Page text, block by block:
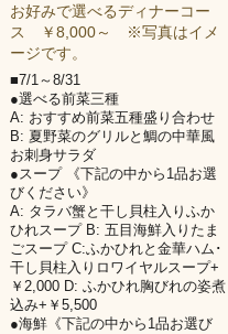
お好みで選べるディナーコー
ス ￥8,000～ ※写真はイメ
ージです。
■7/1～8/31
●選べる前菜三種
A: おすすめ前菜五種盛り合わせ
B: 夏野菜のグリルと鯛の中華風
お刺身サラダ
●スープ 《下記の中から1品お選
びください》
A: タラバ蟹と干し貝柱入りふか
ひれスープ B: 五目海鮮入りたま
ごスープ C:ふかひれと金華ハム･
干し貝柱入りロワイヤルスープ+
￥2,000 D: ふかひれ胸びれの姿煮
込み+￥5,500
●海鮮《下記の中から1品お選び